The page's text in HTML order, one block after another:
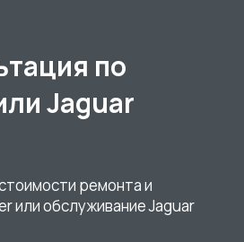
по
Jaguar
ремонта и
или обслуживание Jaguar